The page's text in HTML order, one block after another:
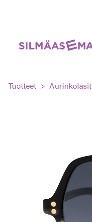
Tuotteet Aurinkolasit